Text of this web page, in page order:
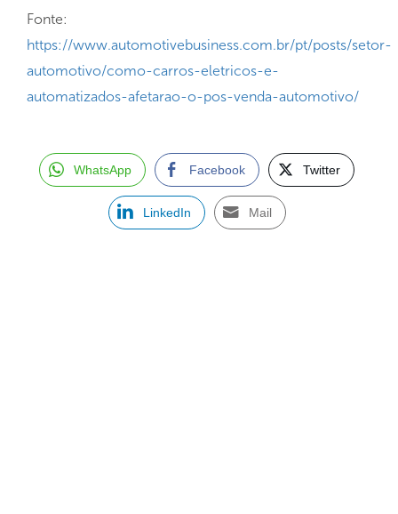
Fonte:
https://www.automotivebusiness.com.br/pt/posts/setor-
automotivo/como-carros-eletricos-e-
automatizados-afetarao-o-pos-venda-automotivo/
WhatsApp Facebook Twitter
LinkedIn Mail